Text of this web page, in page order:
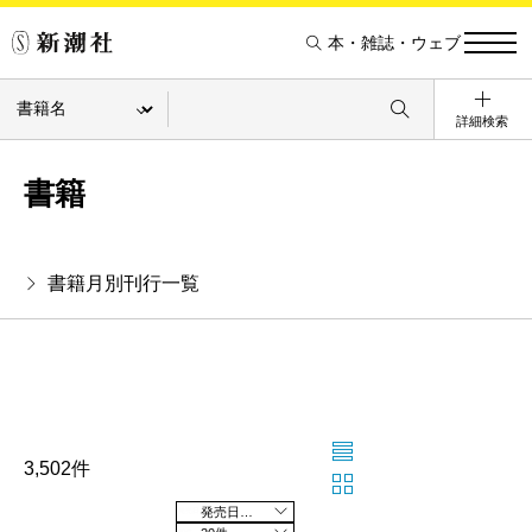
本・雑誌・ウェブ
詳細検索
書籍
書籍月別刊行一覧
3,502件